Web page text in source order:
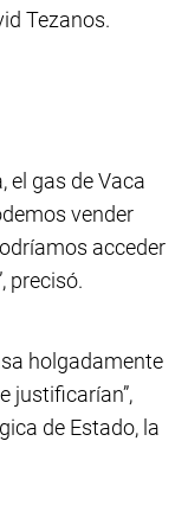
Tezanos.
el gas de Vaca
vender
acceder
precisó.
holgadamente
justificarían”,
de Estado, la